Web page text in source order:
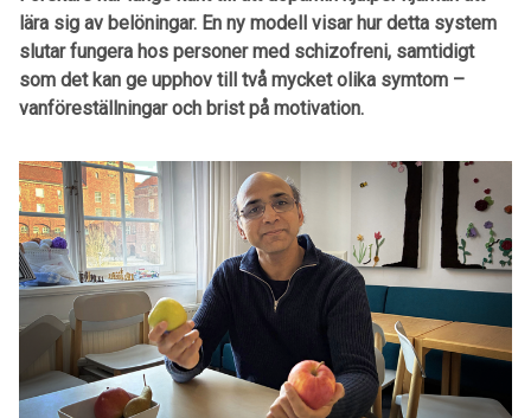
lära sig av belöningar. En ny modell visar hur detta system
slutar fungera hos personer med schizofreni, samtidigt
som det kan ge upphov till två mycket olika symtom –
vanföreställningar och brist på motivation.